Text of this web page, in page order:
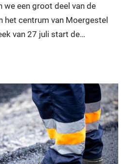
we een groot deel van de
het centrum van Moergestel
van 27 juli start de…